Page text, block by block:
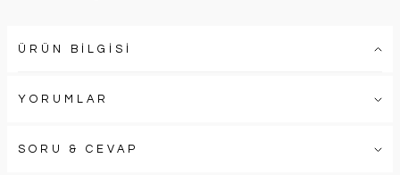
ÜRÜN BİLGİSİ
YORUMLAR
SORU & CEVAP